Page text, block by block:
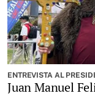
ENTREVISTA AL
Juan Manuel